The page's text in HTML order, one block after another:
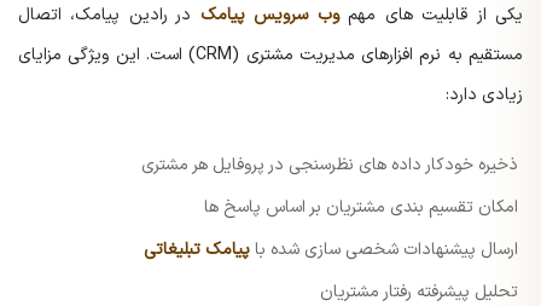
یکی از قابلیت های مهموب سرویس پیامک در رادین پیامک، اتصال
مستقیم به نرم افزارهای مدیریت مشتری (CRM) است. این ویژگی مزایای
زیادی دارد:
ذخیره خودکار داده های نظرسنجی در پروفایل هر مشتری
امکان تقسیم بندی مشتریان بر اساس پاسخ ها
ارسال پیشنهادات شخصی سازی شده باپیامک تبلیغاتی
تحلیل پیشرفته رفتار مشتریان